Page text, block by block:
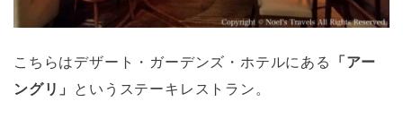
こちらはデザート・ガーデンズ・ホテルにある
「アー
ングリ」
というステーキレストラン。